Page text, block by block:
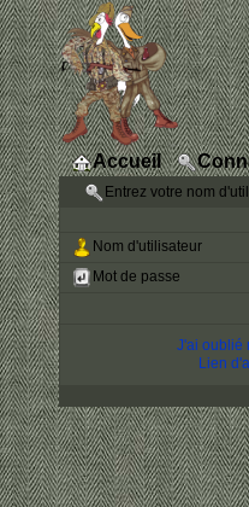
Accueil
Entrez votre nom
Nom d'utilisateur
Mot de passe
J'ai oublié
Lien